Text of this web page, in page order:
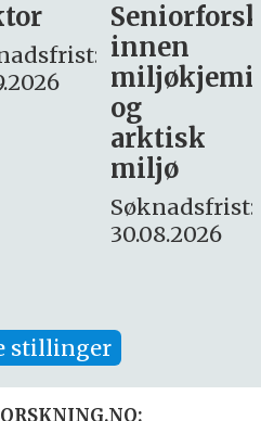
søker
– fast
Søknadsfrist:
16. august.
stillinger